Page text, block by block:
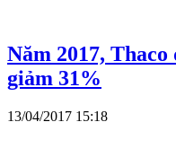
Năm 2017,
giảm 31%
13/04/2017 15:18